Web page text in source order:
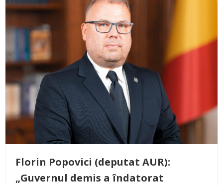
Florin Popovici (deputat AUR):
„Guvernul demis a îndatorat